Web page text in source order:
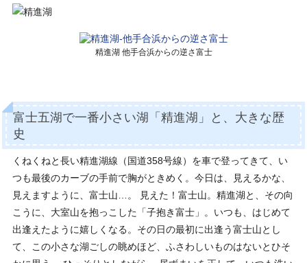
精進湖 他手合浜からの逆さ富士
富士五湖で一番小さい湖「精進湖」と、大きな歴
史
くねくねと長い精進湖線（国道358号線）を車で登ってきて、い
つも最後のカーブの手前で胸がときめく。今日は、見えるかな、
見えますように、富士山…。 見えた！富士山。精進湖と、その向
こうに、大室山を抱っこした「子抱き富士」。いつも、はじめて
出逢えたように嬉しくなる。その日の最初に出逢う富士山とし
て、この小さな湖ごしの眺めほど、ふさわしいものはないとひそ